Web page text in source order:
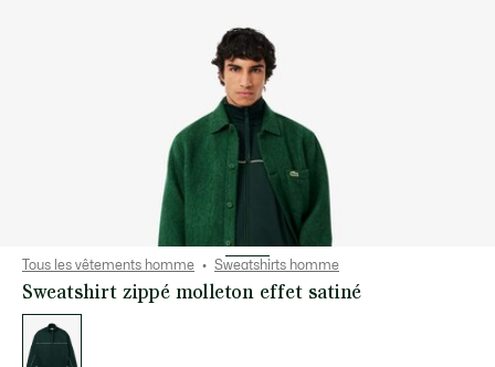
Tous les vêtements homme Sweatshirts homme
Sweatshirt zippé molleton effet satiné
des
déclinaisons